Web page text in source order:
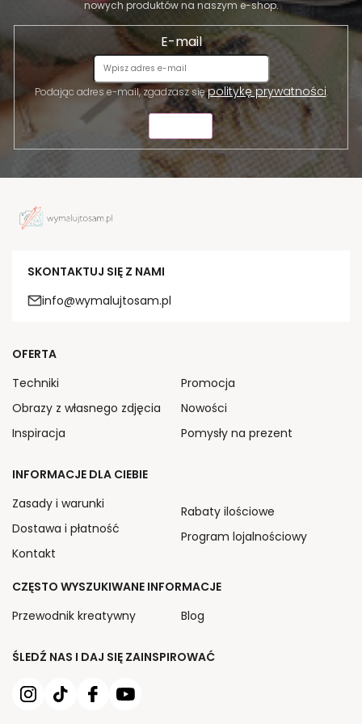
nowych produktów na naszym e-shop.
E-mail
Podając adres e-mail, zgadzasz siępolitykę prywatności.
SKONTAKTUJ SIĘ Z NAMI
info@wymalujtosam.pl
ŚLEDŹ NAS I DAJ SIĘ ZAINSPIROWAĆ
OFERTA
Techniki
Obrazy z własnego zdjęcia
Inspiracja
Promocja
Nowości
Pomysły na prezent
INFORMACJE DLA CIEBIE
Zasady i warunki
Dostawa i płatność
Kontakt
Rabaty ilościowe
Program lojalnościowy
CZĘSTO WYSZUKIWANE INFORMACJE
Przewodnik kreatywny
Blog